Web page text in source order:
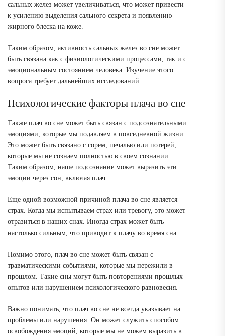
сальных желез может увеличиваться, что может привести
к усилению выделения сального секрета и появлению
жирного блеска на коже.
Таким образом, активность сальных желез во сне может
быть связана как с физиологическими процессами, так и с
эмоциональным состоянием человека. Изучение этого
вопроса требует дальнейших исследований.
Психологические факторы плача во сне
Также плач во сне может быть связан с подсознательными
эмоциями, которые мы подавляем в повседневной жизни.
Это может быть связано с горем, печалью или потерей,
которые мы не сознаем полностью в своем сознании.
Таким образом, наше подсознание может выразить эти
эмоции через сон, включая плач.
Еще одной возможной причиной плача во сне является
страх. Когда мы испытываем страх или тревогу, это может
отразиться в наших снах. Иногда страх может быть
настолько сильным, что приводит к плачу во время сна.
Помимо этого, плач во сне может быть связан с
травматическими событиями, которые мы пережили в
прошлом. Такие сны могут быть повторениями прошлых
опытов или нарушением психологического равновесия.
Важно понимать, что плач во сне не всегда указывает на
проблемы или нарушения. Он может служить способом
освобождения эмоций, которые мы не можем выразить в